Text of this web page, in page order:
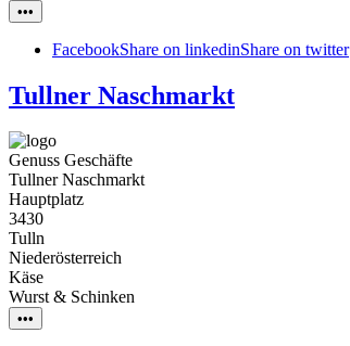
•••
FacebookShare on linkedinShare on twitter
Tullner Naschmarkt
Genuss Geschäfte
Tullner Naschmarkt
Hauptplatz
3430
Tulln
Niederösterreich
Käse
Wurst & Schinken
•••